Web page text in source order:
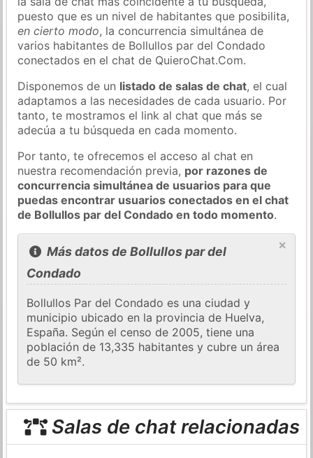
puesto que es un nivel de habitantes que posibilita,
en cierto modo, la concurrencia simultánea de
varios habitantes de Bollullos par del Condado
conectados en el chat de QuieroChat.Com.
Disponemos de un listado de salas de chat, el cual
adaptamos a las necesidades de cada usuario. Por
tanto, te mostramos el link al chat que más se
adecúa a tu búsqueda en cada momento.
Por tanto, te ofrecemos el acceso al chat en
nuestra recomendación previa, por razones de
concurrencia simultánea de usuarios para que
puedas encontrar usuarios conectados en el chat
de Bollullos par del Condado en todo momento.
×
Más datos de Bollullos par del
Condado
Bollullos Par del Condado es una ciudad y
municipio ubicado en la provincia de Huelva,
España. Según el censo de 2005, tiene una
población de 13,335 habitantes y cubre un área
de 50 km².
Salas de chat relacionadas